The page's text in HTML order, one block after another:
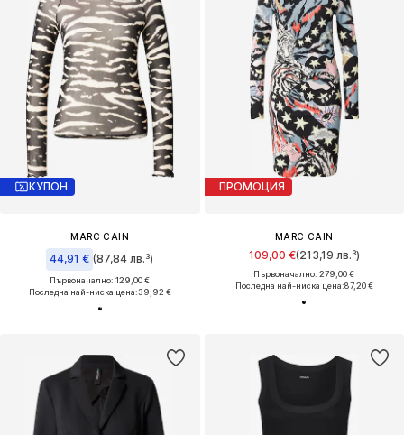
КУПОН
MARC CAIN
44,91 € (87,84 лв.³)
Първоначално: 129,00 €
Последна най-ниска цена:39,92 €
ПРОМОЦИЯ
MARC CAIN
109,00 €(213,19 лв.³)
Първоначално: 279,00 €
Последна най-ниска цена:87,20 €